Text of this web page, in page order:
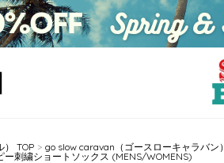
） TOP go slow caravan（ゴースローキャラバン）
刺繍ショートソックス (MENS/WOMENS)